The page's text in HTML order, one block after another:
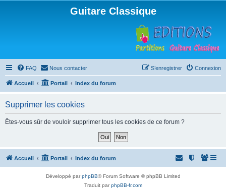
Guitare Classique
FAQ Nous contacter Connexion
S’enregistrer
Accueil Portail Index du forum
Supprimer les cookies
Êtes-vous sûr de vouloir supprimer tous les cookies de ce forum ?
Accueil Portail Index du forum
Développé parphpBB® Forum Software © phpBB Limited
Traduit parphpBB-fr.com